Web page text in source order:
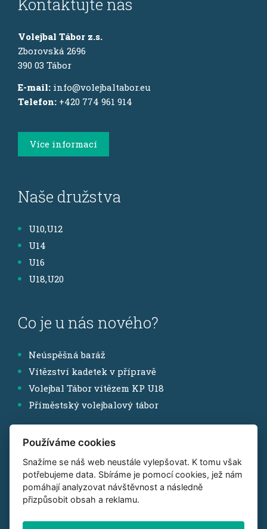
Volejbal Tábor z.s.
Zborovská 2696
390 03 Tábor
E-mail: info@volejbaltabor.eu
Telefon: +420 774 961 914
Více informací
Naše družstva
U10,U12
U14
U16
U18,U20
Co je u nás nového?
Neúspěšná baráž
Vítězství kadetek v přípravě
Volejbal Tábor vítězem KP U18
Příměstský volejbalový tábor
Sledujte nás
Instagram
Používáme cookies
Snažíme se náš web neustále vylepšovat. K tomu však
potřebujeme data. Sbíráme je pomocí cookies, jež nám
pomáhají analyzovat návštěvnost a následně
přizpůsobit obsah a reklamu.